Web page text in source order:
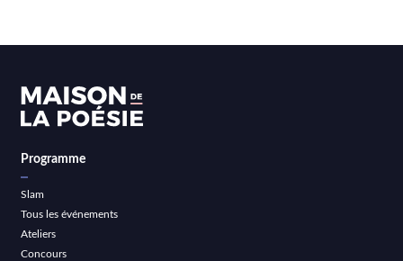
Programme
Slam
Tous les événements
Ateliers
Concours